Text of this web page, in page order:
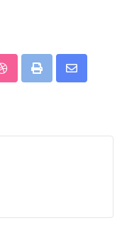
StumbleUpon
Print
Share